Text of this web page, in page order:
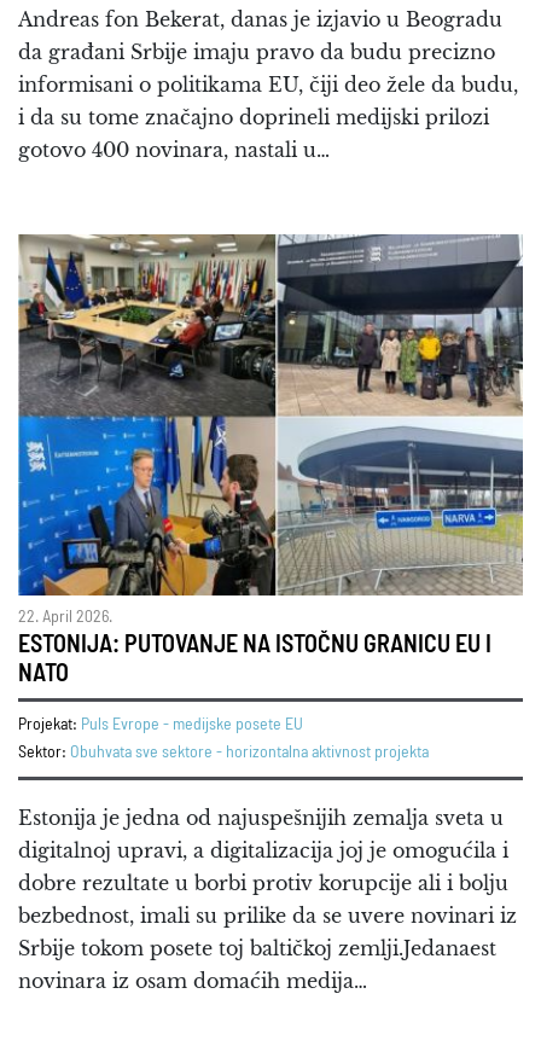
Andreas fon Bekerat, danas je izjavio u Beogradu
da građani Srbije imaju pravo da budu precizno
informisani o politikama EU, čiji deo žele da budu,
i da su tome značajno doprineli medijski prilozi
gotovo 400 novinara, nastali u…
22. April 2026.
ESTONIJA: PUTOVANJE NA ISTOČNU GRANICU EU I
NATO
Projekat: Puls Evrope - medijske posete EU
Sektor: Obuhvata sve sektore - horizontalna aktivnost projekta
Estonija je jedna od najuspešnijih zemalja sveta u
digitalnoj upravi, a digitalizacija joj je omogućila i
dobre rezultate u borbi protiv korupcije ali i bolju
bezbednost, imali su prilike da se uvere novinari iz
Srbije tokom posete toj baltičkoj zemlji.Jedanaest
novinara iz osam domaćih medija…